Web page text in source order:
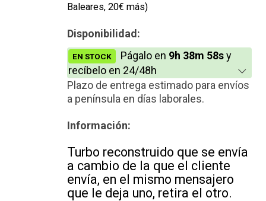
Baleares, 20€ más)
Disponibilidad:
EN STOCK Págalo en 9h 38m 58sy
recíbelo en 24/48h
Plazo de entrega estimado para envíos
a península en días laborales.
Información:
Turbo reconstruido que se envía
a cambio de la que el cliente
envía, en el mismo mensajero
que le deja uno, retira el otro.